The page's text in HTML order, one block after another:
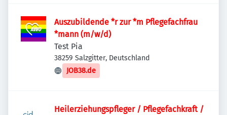
Auszubildende *r zur *m Pflegefachfrau
*mann (m/w/d)
Test Pia
38259 Salzgitter, Deutschland
JOB38.de
Heilerziehungspfleger / Pflegefachkraft /